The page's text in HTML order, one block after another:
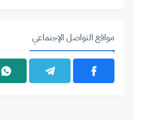
مواقع التواصل الإجتماعي